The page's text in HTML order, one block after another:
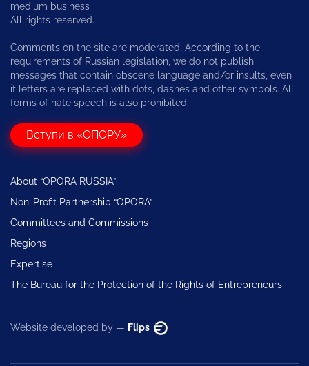
medium business
All rights reserved.
Comments on the site are moderated. According to the
requirements of Russian legislation, we do not publish
messages that contain obscene language and/or insults, even
if letters are replaced with dots, dashes and other symbols. All
forms of hate speech is also prohibited.
Вступи в «ОПОРУ»
About “OPORA RUSSIA”
Non-Profit Partnership “OPORA”
Committees and Commissions
Regions
Expertise
The Bureau for the Protection of the Rights of Entrepreneurs
Website developed by — Flips